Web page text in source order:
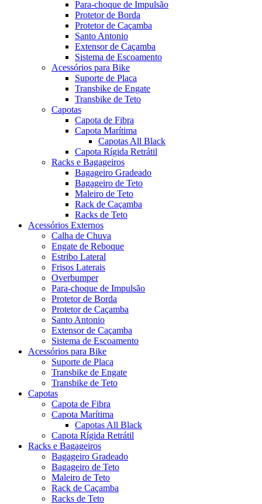
Para-choque de Impulsão
Protetor de Borda
Protetor de Caçamba
Santo Antonio
Extensor de Caçamba
Sistema de Escoamento
Acessórios para Bike
Suporte de Placa
Transbike de Engate
Transbike de Teto
Capotas
Capota de Fibra
Capota Marítima
Capotas All Black
Capota Rígida Retrátil
Racks e Bagageiros
Bagageiro Gradeado
Bagageiro de Teto
Maleiro de Teto
Rack de Caçamba
Racks de Teto
Acessórios Externos
Calha de Chuva
Engate de Reboque
Estribo Lateral
Frisos Laterais
Overbumper
Para-choque de Impulsão
Protetor de Borda
Protetor de Caçamba
Santo Antonio
Extensor de Caçamba
Sistema de Escoamento
Acessórios para Bike
Suporte de Placa
Transbike de Engate
Transbike de Teto
Capotas
Capota de Fibra
Capota Marítima
Capotas All Black
Capota Rígida Retrátil
Racks e Bagageiros
Bagageiro Gradeado
Bagageiro de Teto
Maleiro de Teto
Rack de Caçamba
Racks de Teto